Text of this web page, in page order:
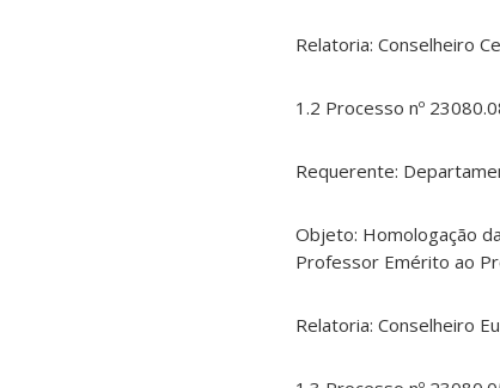
Relatoria: Conselheiro
1.2 Processo nº
Requerente:
Objeto: Homologação
Professor Emérito ao
Relatoria: Conselheiro